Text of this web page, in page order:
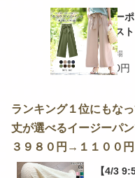
【クー
ウエス
ロング
リボン
楽天市場
3,990円
ランキング１位にもな
丈が選べるイージーパ
３９８０円→１１００円
【4/3